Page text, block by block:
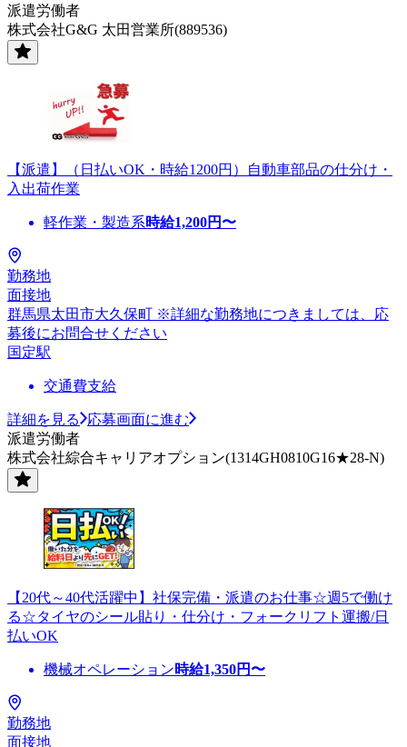
派遣労働者
株式会社G&G 太田営業所(889536)
【派遣】（日払いOK・時給1200円）自動車部品の仕分け・
入出荷作業
軽作業・製造系時給1,200円〜
勤務地
面接地
群馬県太田市大久保町 ※詳細な勤務地につきましては、応
募後にお問合せください
国定駅
交通費支給
詳細を見る
応募画面に進む
派遣労働者
株式会社綜合キャリアオプション(1314GH0810G16★28-N)
【20代～40代活躍中】社保完備・派遣のお仕事☆週5で働け
る☆タイヤのシール貼り・仕分け・フォークリフト運搬/日
払いOK
機械オペレーション時給1,350円〜
勤務地
面接地